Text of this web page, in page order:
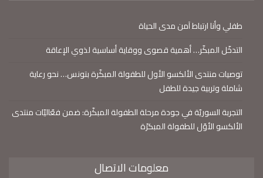
طفلي وأنا ارتباط آمن مدى الحياة
التدخّل المبكّر… أهمية قصوى ووقاية أساسية لذوي الإعاقة
توصيات منتدى الألكسو الأول للطفولة المبكّرة بتونس… نحو رعاية
شاملة وتربية جيدة للطفل
التجربة السوريّة في جودة مرحلة الطفولة المبكّرة: ضمن فعّاليّات منتدى
الألكسو الأوّل للطفولة المبكرّة
معلومات الاتصال